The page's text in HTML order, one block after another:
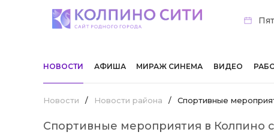
НОВОСТИ АФИША МИРАЖ СИНЕМА ВИДЕО
Новости / Новости района / Спортивные
Спортивные мероприятия в Колпино